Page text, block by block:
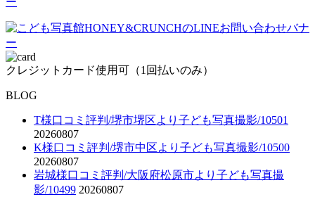
クレジットカード使用可（1回払いのみ）
BLOG
T様口コミ評判/堺市堺区より子ども写真撮影/10501
20260807
K様口コミ評判/堺市中区より子ども写真撮影/10500
20260807
岩城様口コミ評判/大阪府松原市より子ども写真撮
影/10499 20260807